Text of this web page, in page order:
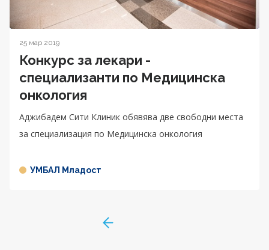
25 мар 2019
Конкурс за лекари -
специализанти по Медицинска
онкология
Аджибадем Сити Клиник обявява две свободни места
за специализация по Медицинска онкология
УМБАЛ Младост